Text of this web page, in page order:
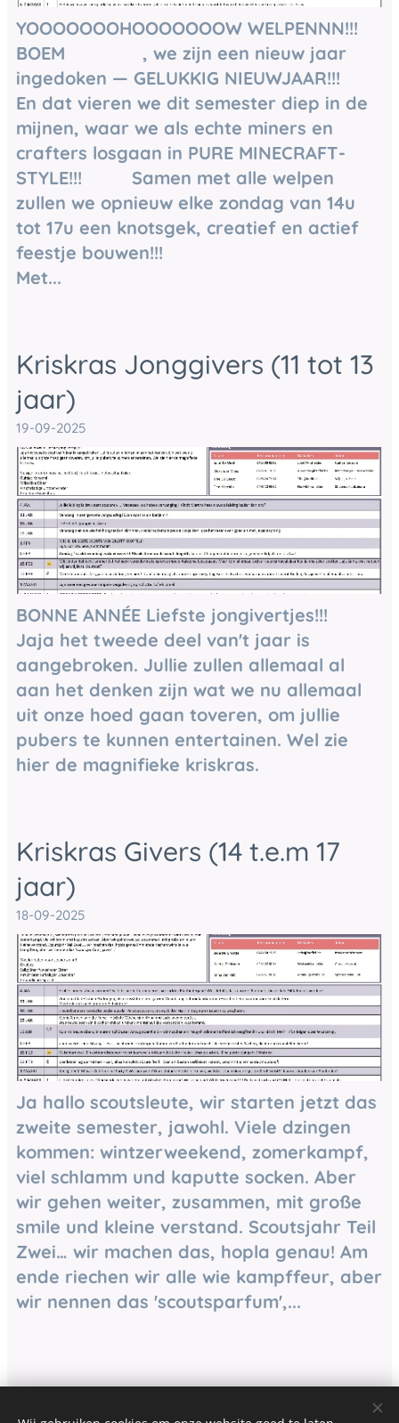
YOOOOOOOHOOOOOOOW WELPENNN!!!
BOEM 💥 🎆🎇, we zijn een nieuw jaar
ingedoken — GELUKKIG NIEUWJAAR!!! 🎉
En dat vieren we dit semester diep in de
mijnen, waar we als echte miners en
crafters losgaan in PURE MINECRAFT-
STYLE!!! ⛏️🔥Samen met alle welpen
zullen we opnieuw elke zondag van 14u
tot 17u een knotsgek, creatief en actief
feestje bouwen!!!
Met...
Kriskras Jonggivers (11 tot 13
jaar)
19-09-2025
BONNE ANNÉE Liefste jongivertjes!!!
Jaja het tweede deel van't jaar is
aangebroken. Jullie zullen allemaal al
aan het denken zijn wat we nu allemaal
uit onze hoed gaan toveren, om jullie
pubers te kunnen entertainen. Wel zie
hier de magnifieke kriskras.
Kriskras Givers (14 t.e.m 17
jaar)
18-09-2025
Ja hallo scoutsleute, wir starten jetzt das
zweite semester, jawohl. Viele dzingen
kommen: wintzerweekend, zomerkampf,
viel schlamm und kaputte socken. Aber
wir gehen weiter, zusammen, mit große
smile und kleine verstand. Scoutsjahr Teil
Zwei… wir machen das, hopla genau! Am
ende riechen wir alle wie kampffeur, aber
wir nennen das 'scoutsparfum',...